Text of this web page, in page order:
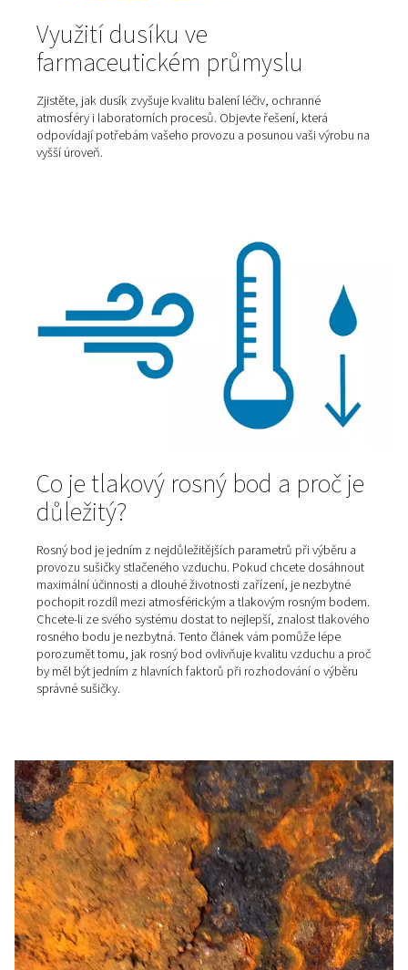
Dusík, tajemství křupavých
bramborových lupínků
Jak zůstanou bramborové chipsy tak čerstvé a
dusíku si vaše oblíbená slaná pochoutka uchová
Využití dusíku ve
farmaceutickém průmyslu
Zjistěte, jak dusík zvyšuje kvalitu balení léčiv, ochranné
vyšší úroveň.